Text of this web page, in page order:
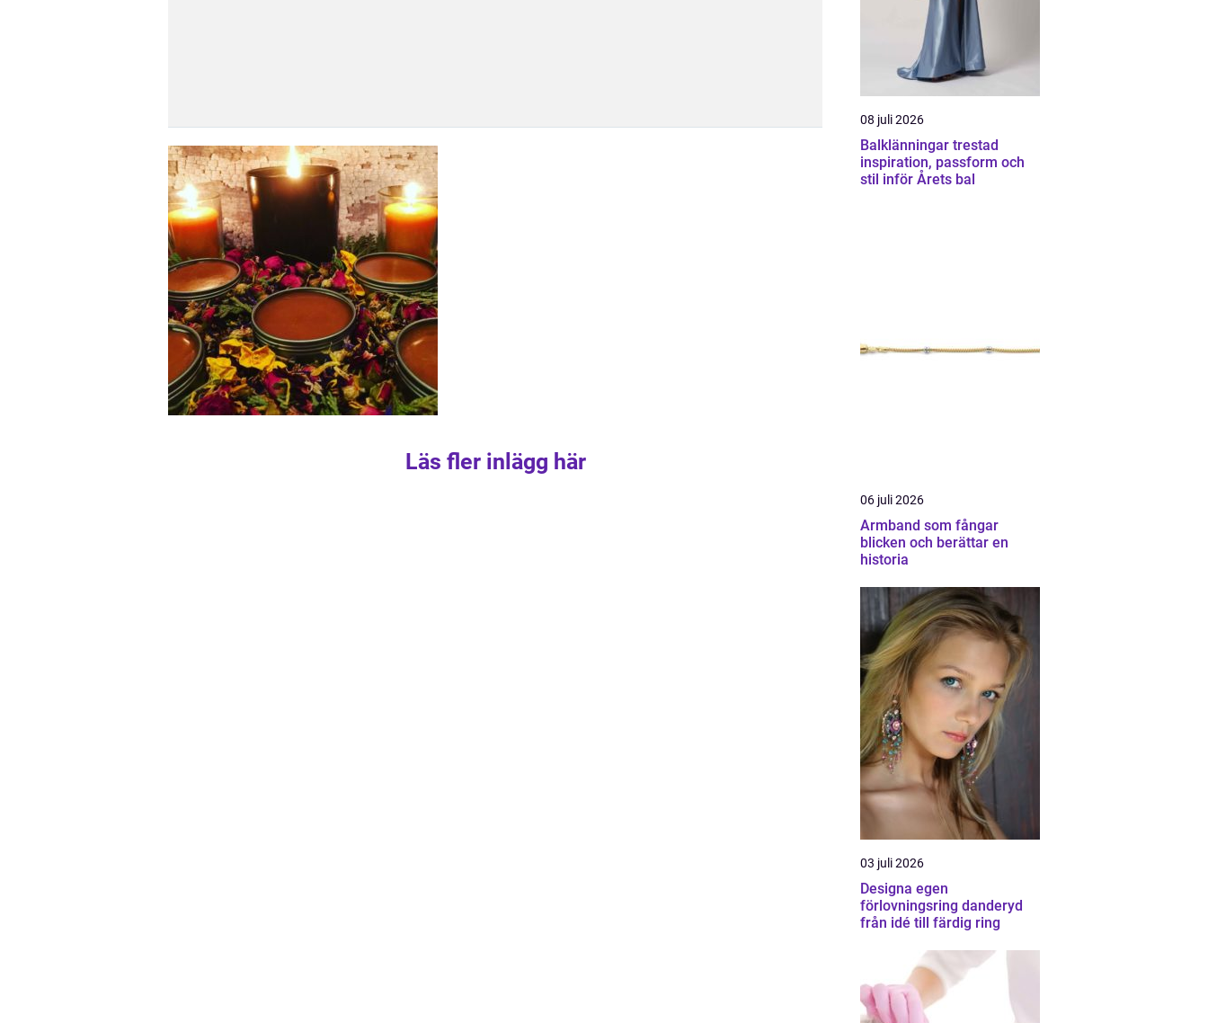
Läs fler inlägg här
08 juli 2026
Balklänningar trestad
inspiration, passform och
stil inför Årets bal
06 juli 2026
Armband som fångar
blicken och berättar en
historia
03 juli 2026
Designa egen
förlovningsring danderyd
från idé till färdig ring